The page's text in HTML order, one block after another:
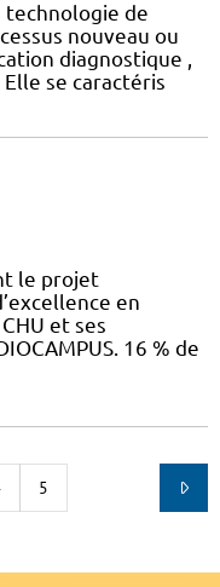
technologie de
nouveau ou
diagnostique ,
se caractéris
le projet
en
et ses
16 % de
5